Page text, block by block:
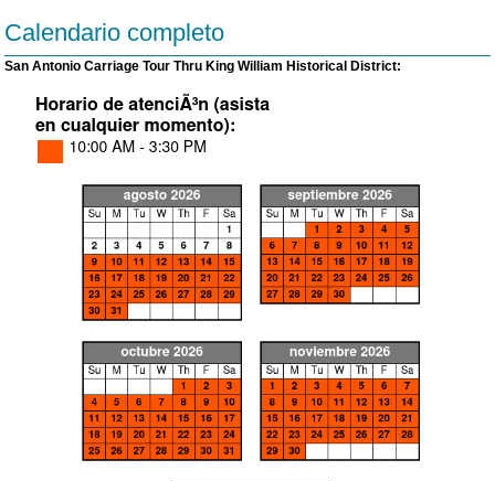
Calendario completo
San Antonio Carriage Tour Thru King William Historical District: